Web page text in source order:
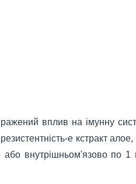
вплив на імунну
е кстракт
або внутрішньом'язово по